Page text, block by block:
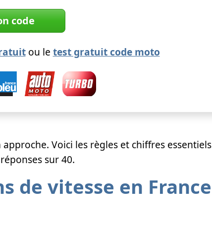
code
ou le test gratuit code moto
Voici les règles et chiffres essentiels
sur 40.
de vitesse en France